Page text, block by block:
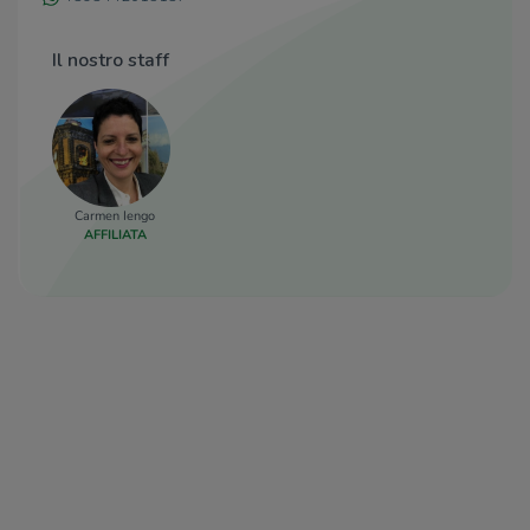
Il nostro staff
Carmen Iengo
AFFILIATA